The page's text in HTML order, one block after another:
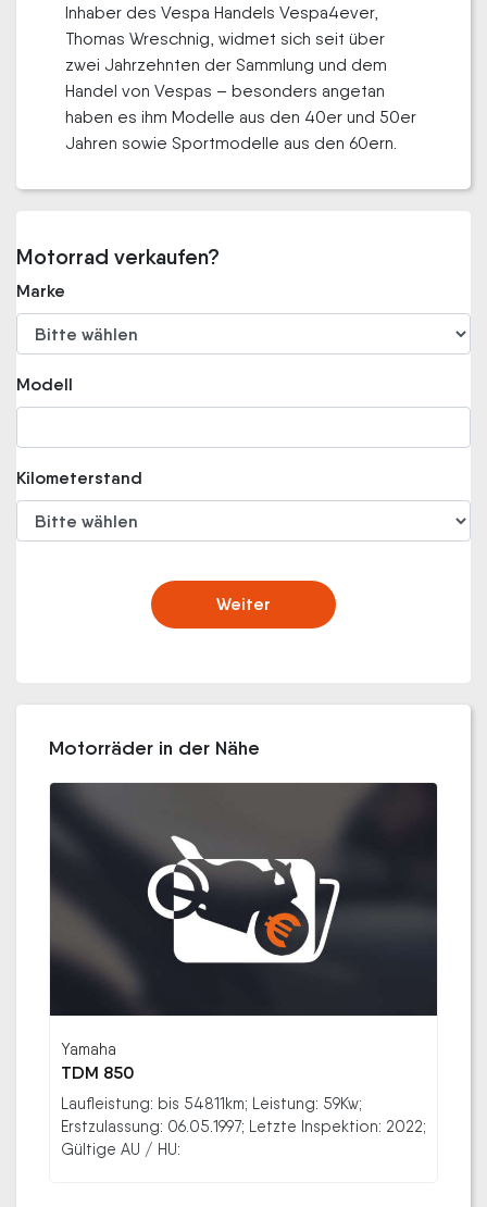
Inhaber des Vespa Handels Vespa4ever,
Thomas Wreschnig, widmet sich seit über
zwei Jahrzehnten der Sammlung und dem
Handel von Vespas – besonders angetan
haben es ihm Modelle aus den 40er und 50er
Jahren sowie Sportmodelle aus den 60ern.
Motorrad verkaufen?
Marke
Modell
Kilometerstand
Weiter
Motorräder in der Nähe
Yamaha
TDM 850
Laufleistung: bis 54811km; Leistung: 59Kw;
Erstzulassung: 06.05.1997; Letzte Inspektion: 2022;
Gültige AU / HU: